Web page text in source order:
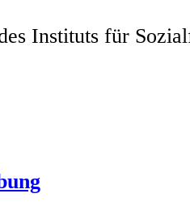
Instituts für